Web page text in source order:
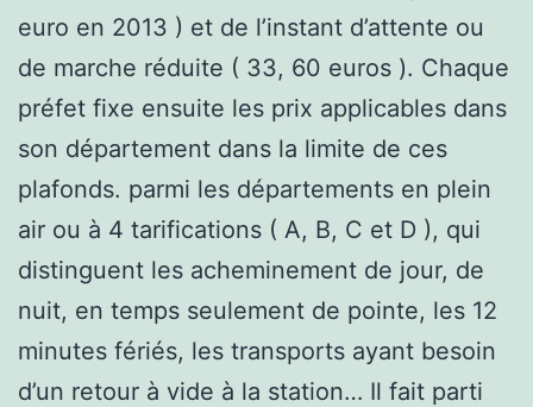
euro en 2013 ) et de l’instant d’attente ou
de marche réduite ( 33, 60 euros ). Chaque
préfet fixe ensuite les prix applicables dans
son département dans la limite de ces
plafonds. parmi les départements en plein
air ou à 4 tarifications ( A, B, C et D ), qui
distinguent les acheminement de jour, de
nuit, en temps seulement de pointe, les 12
minutes fériés, les transports ayant besoin
d’un retour à vide à la station… Il fait parti